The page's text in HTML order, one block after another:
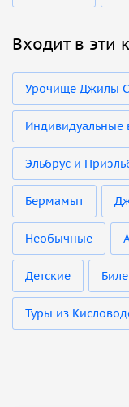
Входит в эти
Урочище Джилы
Индивидуальные
Эльбрус и
Бермамыт
Необычные
Детские
Туры из